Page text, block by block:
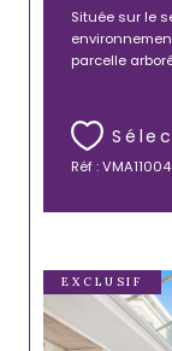
Située sur le
parcelle
Réf :
EXCLUSIF